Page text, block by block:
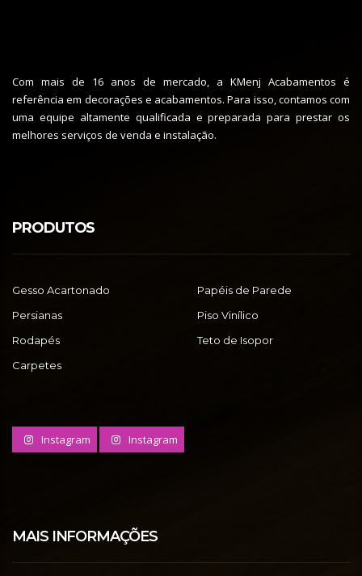
Com mais de 16 anos de mercado, a KMenj Acabamentos é
referência em decorações e acabamentos. Para isso, contamos com
uma equipe altamente qualificada e preparada para prestar os
melhores serviços de venda e instalação.
PRODUTOS
Gesso Acartonado
Papéis de Parede
Persianas
Piso Vinílico
Rodapés
Teto de Isopor
Carpetes
Instagram Instagram
MAIS INFORMAÇÕES